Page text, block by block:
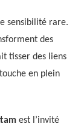
sensibilité rare.
des
tisser des liens
en plein
est l’invité